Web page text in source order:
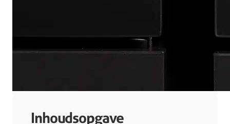
Inhoudsopgave